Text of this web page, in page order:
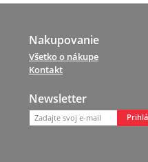
Nakupovanie
Všetko o nákupe
Kontakt
Newsletter